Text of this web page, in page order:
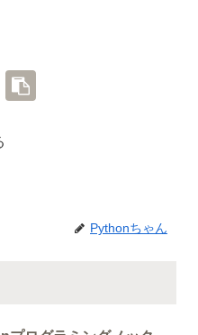
Pythonちゃん